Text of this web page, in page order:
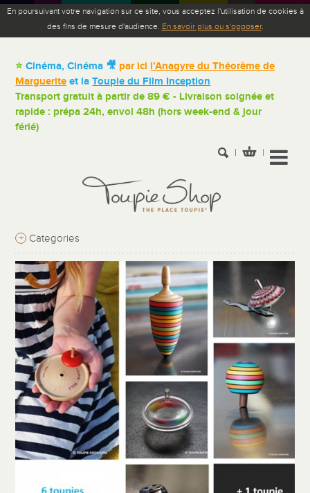
En poursuivant votre navigation sur ce site, vous acceptez l'utilisation de cookies à
des fins de mesure d'audience. En savoir plus ou s'opposer.
⭐Cinéma, Cinéma 🎥 par ici l’Anagyre du Théorème de
Marguerite et laToupie du Film Inception
Transport gratuit à partir de 89 € - Livraison soignée et
rapide : prépa 24h, envoi 48h (hors week-end & jour
férié)
+ Categories